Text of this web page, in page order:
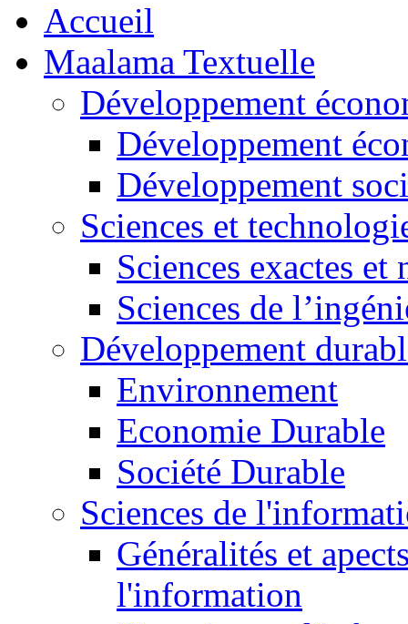
Accueil
Maalama Textuelle
Développement
Développement
Développement
Sciences et
Sciences exactes et
Sciences de
Développement
Environnement
Economie Durable
Société Durable
Sciences de
Généralités et
l'information